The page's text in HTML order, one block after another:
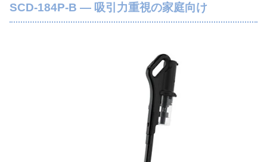
SCD-184P-B — 吸引力重視の家庭向け